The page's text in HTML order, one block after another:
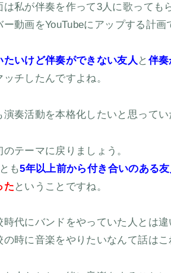
は私が伴奏を作って3人に歌っても
ー動画をYouTubeにアップする計画
たいけど伴奏ができない友人 と 伴
ッチしたんですよね。
演奏活動を本格化したいと思って
のテーマに戻りましょう。
も5年以上前から付き合いのある友
た ということですね。
時代にバンドをやっていた人とは
の時に音楽をやりたいなんて話は